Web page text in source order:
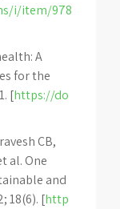
i/item/978
A
for the
[https://do
CB,
al. One
and
18(6). [http